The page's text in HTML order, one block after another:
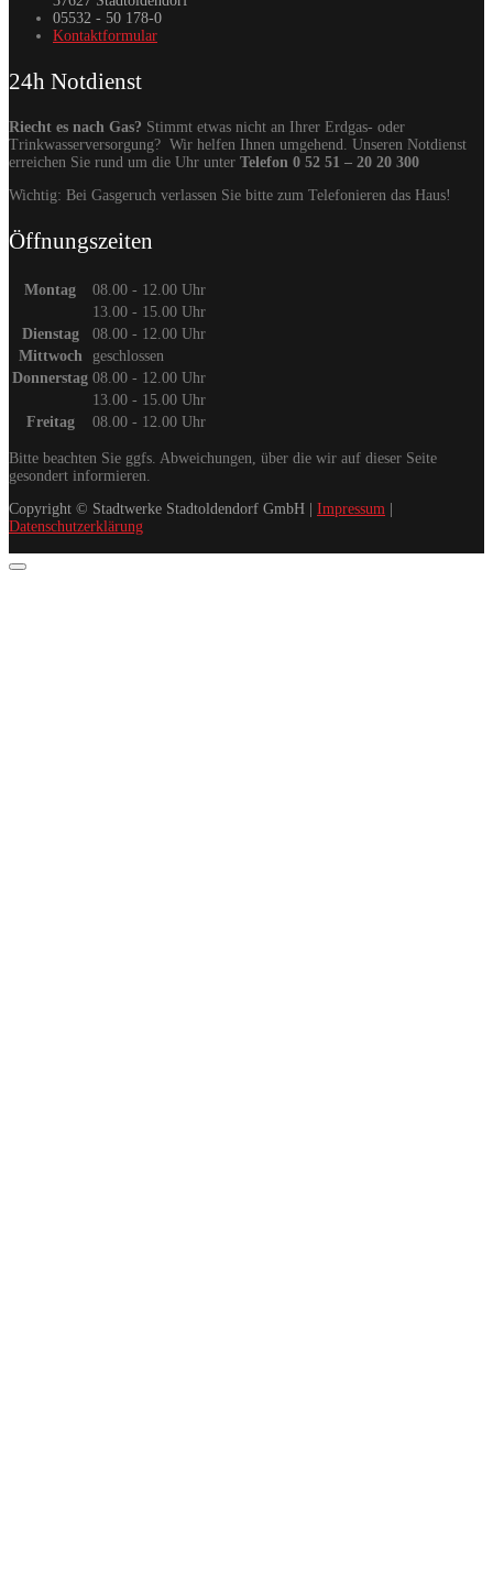
05532 - 50 178-0
Kontaktformular
24h Notdienst
Riecht es nach Gas? Stimmt etwas nicht an Ihrer Erdgas- oder
Trinkwasserversorgung? Wir helfen Ihnen umgehend. Unseren Notdienst
erreichen Sie rund um die Uhr unter Telefon 0 52 51 – 20 20 300
Wichtig: Bei Gasgeruch verlassen Sie bitte zum Telefonieren das Haus!
Öffnungszeiten
Montag
08.00 - 12.00 Uhr
13.00 - 15.00 Uhr
Dienstag
08.00 - 12.00 Uhr
Mittwoch
geschlossen
Donnerstag 08.00 - 12.00 Uhr
13.00 - 15.00 Uhr
Freitag
08.00 - 12.00 Uhr
Bitte beachten Sie ggfs. Abweichungen, über die wir auf dieser Seite
gesondert informieren.
Copyright © Stadtwerke Stadtoldendorf GmbH | Impressum |
Datenschutzerklärung